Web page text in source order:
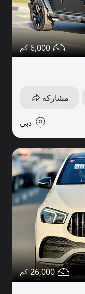
6,000
مشاركة
دبي
26,000